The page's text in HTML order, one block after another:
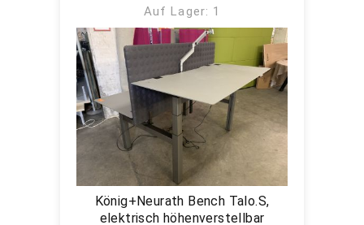
Auf Lager: 1
König+Neurath Bench Talo.S,
elektrisch höhenverstellbar